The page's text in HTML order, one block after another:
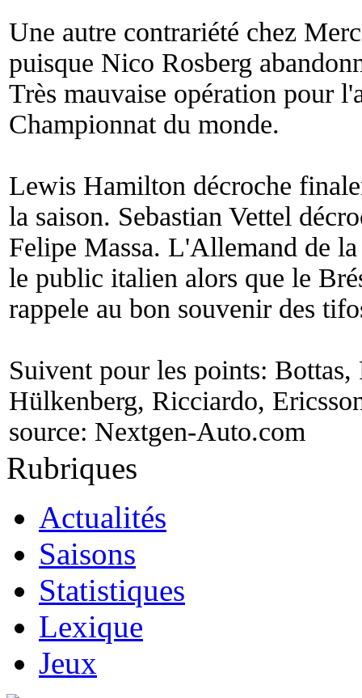
Une autre contrariété chez
puisque Nico Rosberg
Très mauvaise opération pour
Championnat du monde.
Lewis Hamilton décroche
la saison. Sebastian Vettel
Felipe Massa. L'Allemand de
le public italien alors que le
rappele au bon souvenir des
Suivent pour les points: Bottas,
Hülkenberg, Ricciardo,
source: Nextgen-Auto.com
Rubriques
Actualités
Saisons
Statistiques
Lexique
Jeux